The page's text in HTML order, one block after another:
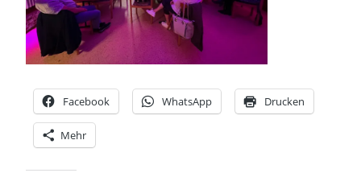
Facebook WhatsApp Drucken
Mehr